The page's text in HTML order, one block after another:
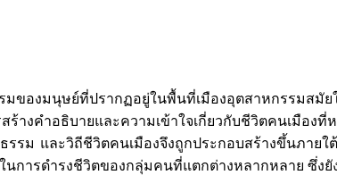
องมนุษย์ที่ปรากฏอยู่ในพื้นที่เมืองอุตสาหกรรมสมั
งคำอธิบายและความเข้าใจเกี่ยวกับชีวิตคนเมือง
ม และวิถีชีวิตคนเมืองจึงถูกประกอบสร้างขึ้นภายใ
ารดำรงชีวิตของกลุ่มคนที่แตกต่างหลากหลาย ซึ่งยั